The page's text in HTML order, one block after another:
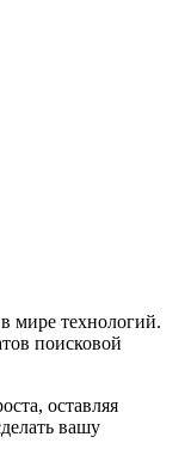
мире технологий.
поисковой
оставляя
вашу